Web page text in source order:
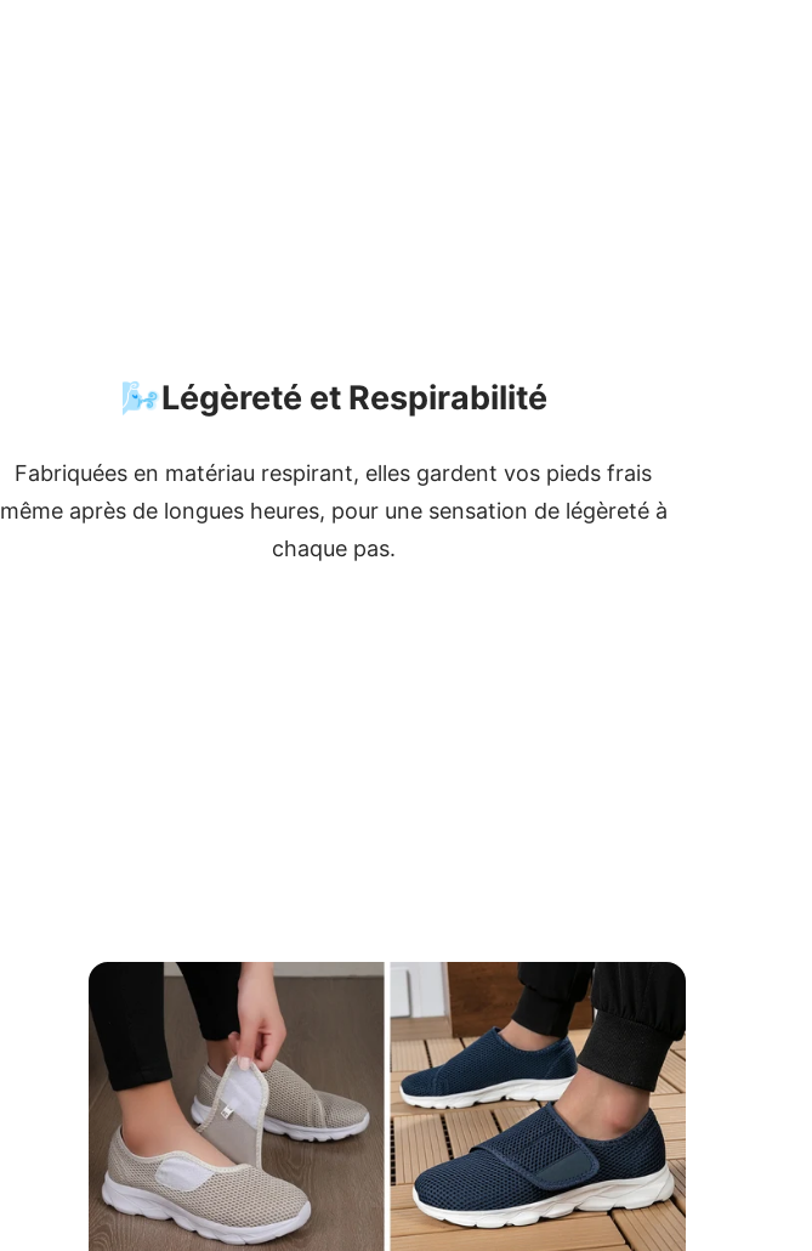
🌬️Légèreté et Respirabilité
Fabriquées en matériau respirant, elles gardent vos pieds frais
même après de longues heures, pour une sensation de légèreté à
chaque pas.